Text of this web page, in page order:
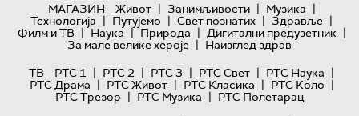
МАГАЗИН
Живот | Занимљивости | Музика |
Технологијa | Путујемо | Свет познатих | Здравље |
Филм и ТВ | Наука | Природа | Дигитални предузетник |
За мале велике хероје | Наизглед здрав
ТВ
РТС 1 | РТС 2 | РТС 3 | РТС Свет | РТС Наука |
РТС Драма | РТС Живот | РТС Класика | РТС Коло |
РТС Трезор | РТС Музика | РТС Полетарац